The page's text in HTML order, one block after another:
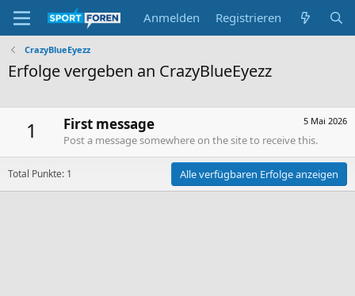
Anmelden Registrieren
CrazyBlueEyezz
Erfolge vergeben an CrazyBlueEyezz
1 5 Mai 2026
First message
Post a message somewhere on the site to receive this.
Total Punkte: 1 Alle verfügbaren Erfolge anzeigen